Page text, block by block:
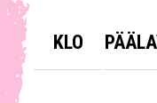
KLO